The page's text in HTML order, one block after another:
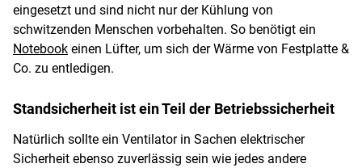
eingesetzt und sind nicht nur der Kühlung von
schwitzenden Menschen vorbehalten. So benötigt ein
Notebook einen Lüfter, um sich der Wärme von Festplatte &
Co. zu entledigen.
Standsicherheit ist ein Teil der Betriebssicherheit
Natürlich sollte ein Ventilator in Sachen elektrischer
Sicherheit ebenso zuverlässig sein wie jedes andere